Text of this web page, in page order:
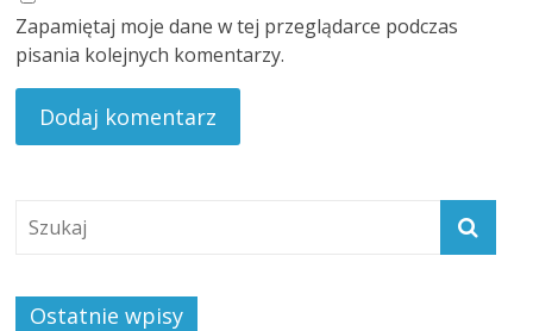
Zapamiętaj moje dane w tej przeglądarce podczas
pisania kolejnych komentarzy.
Ostatnie wpisy